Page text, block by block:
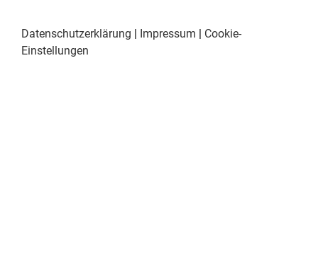
Datenschutzerklärung | Impressum | Cookie-
Einstellungen